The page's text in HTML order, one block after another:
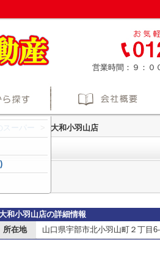
営業時間：９：０
ーパー 大和小羽山店
大和小羽山店の詳細情報
所在地
山口県宇部市北小羽山町２丁目